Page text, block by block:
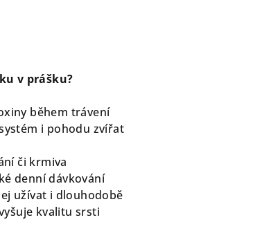
v prášku?
během trávení
i pohodu zvířat
či krmiva
denní dávkování
užívat i dlouhodobě
kvalitu srsti